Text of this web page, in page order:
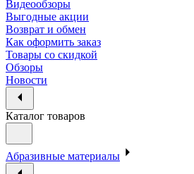
Видеообзоры
Выгодные акции
Возврат и обмен
Как оформить заказ
Товары со скидкой
Обзоры
Новости
Каталог товаров
Абразивные материалы